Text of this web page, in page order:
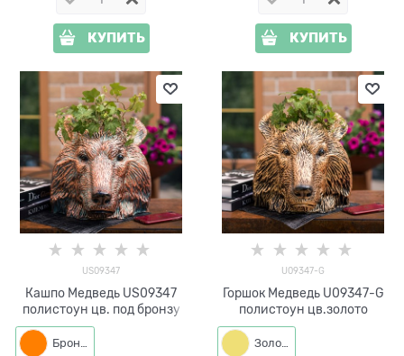
КУПИТЬ КУПИТЬ
US09347
Кашпо Медведь US09347
полистоун цв. под бронзу
Бронза
U09347-G
Горшок Медведь U09347-G
полистоун цв.золото
Золото